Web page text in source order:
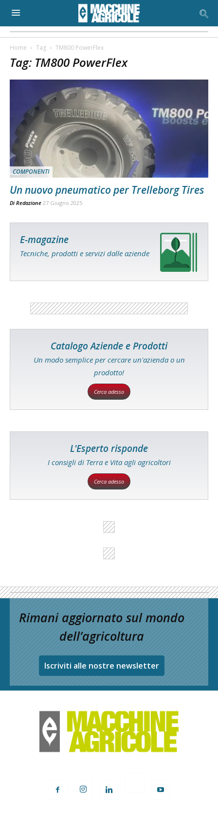
Home Tag TM800 PowerFlex
Tag: TM800 PowerFlex
COMPONENTI
Un nuovo pneumatico per Trelleborg Tires
Di Redazione 27 Giugno 2025
E-magazine
Tecniche, prodotti e servizi dalle aziende
Catalogo Aziende e Prodotti
Un modo semplice per cercare un'azienda o un
prodotto!
Cerca adesso
L'Esperto risponde
I consigli di Terra e Vita agli agricoltori
Cerca adesso
Rimani aggiornato sul mondo
dell’agricoltura
Iscriviti alle nostre newsletter